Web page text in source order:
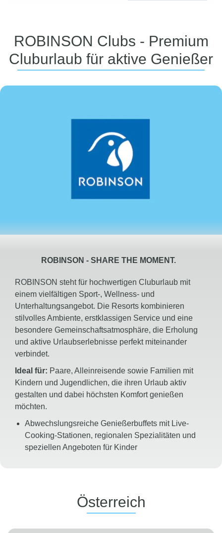
ROBINSON Clubs - Premium
Cluburlaub für aktive Genießer
ROBINSON - SHARE THE MOMENT.
ROBINSON steht für hochwertigen Cluburlaub mit
einem vielfältigen Sport-, Wellness- und
Unterhaltungsangebot. Die Resorts kombinieren
stilvolles Ambiente, erstklassigen Service und eine
besondere Gemeinschaftsatmosphäre, die Erholung
und aktive Urlaubserlebnisse perfekt miteinander
verbindet.
Ideal für: Paare, Alleinreisende sowie Familien mit
Kindern und Jugendlichen, die ihren Urlaub aktiv
gestalten und dabei höchsten Komfort genießen
möchten.
Abwechslungsreiche Genießerbuffets mit Live-
Cooking-Stationen, regionalen Spezialitäten und
speziellen Angeboten für Kinder
60 Sportarten
sowie professionelle
GroupFitness-, Body-&-Mind- und
Qualifizierte Kinder- und Jugendbetreuungmit
Österreich